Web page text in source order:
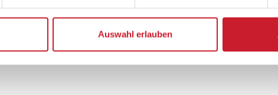
Auswahl erlauben
in Djursland